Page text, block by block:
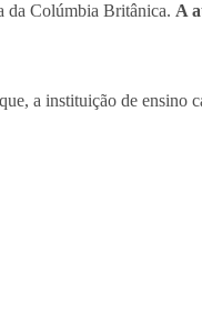
da Colúmbia Britânica. A
a instituição de ensino